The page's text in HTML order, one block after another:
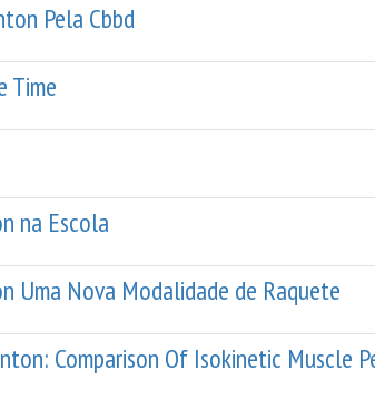
Pela Cbbd
Time
na Escola
Uma Nova Modalidade de Raquete
Comparison Of Isokinetic Muscle